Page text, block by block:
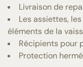
Livraison de
Les assiettes,
éléments de la
Récipients pour
Protection